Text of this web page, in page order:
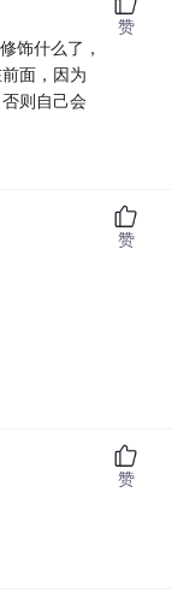
饰什么了，
面，因为
则自己会
赞
赞
赞